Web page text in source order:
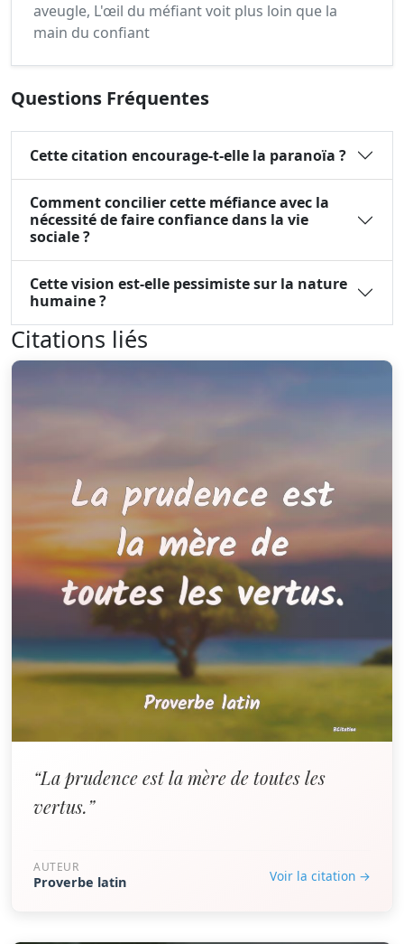
aveugle, L'œil du méfiant voit plus loin que la
main du confiant
Questions Fréquentes
Cette citation encourage-t-elle la paranoïa ?
Comment concilier cette méfiance avec la
nécessité de faire confiance dans la vie
sociale ?
Cette vision est-elle pessimiste sur la nature
humaine ?
Citations liés
“La prudence est la mère de toutes les
vertus.”
AUTEUR
Proverbe latin Voir la citation →